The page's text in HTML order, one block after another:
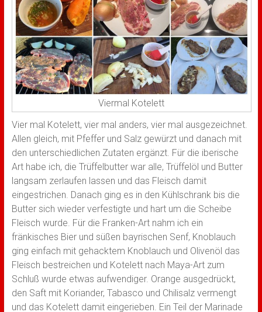
Viermal Kotelett
Vier mal Kotelett, vier mal anders, vier mal ausgezeichnet.
Allen gleich, mit Pfeffer und Salz gewürzt und danach mit
den unterschiedlichen Zutaten ergänzt. Für die iberische
Art habe ich, die Trüffelbutter war alle, Trüffelöl und Butter
langsam zerlaufen lassen und das Fleisch damit
eingestrichen. Danach ging es in den Kühlschrank bis die
Butter sich wieder verfestigte und hart um die Scheibe
Fleisch wurde. Für die Franken-Art nahm ich ein
fränkisches Bier und süßen bayrischen Senf, Knoblauch
ging einfach mit gehacktem Knoblauch und Olivenöl das
Fleisch bestreichen und Kotelett nach Maya-Art zum
Schluß wurde etwas aufwendiger. Orange ausgedrückt,
den Saft mit Koriander, Tabasco und Chilisalz vermengt
und das Kotelett damit eingerieben. Ein Teil der Marinade